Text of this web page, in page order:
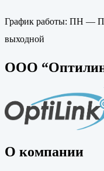
График работы: ПН —
выходной
ООО
О компании